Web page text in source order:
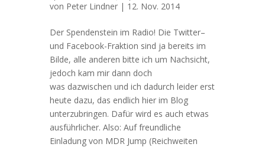
von Peter Lindner | 12. Nov. 2014
Der Spendenstein im Radio! Die Twitter–
und Facebook-Fraktion sind ja bereits im
Bilde, alle anderen bitte ich um Nachsicht,
jedoch kam mir dann doch
was dazwischen und ich dadurch leider erst
heute dazu, das endlich hier im Blog
unterzubringen. Dafür wird es auch etwas
ausführlicher. Also: Auf freundliche
Einladung von MDR Jump (Reichweiten